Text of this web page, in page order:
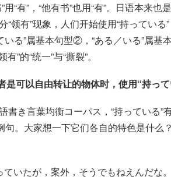
“有”，“他有书”也用“有”。日语本来
领有”现象，人们开始使用“持っている
いる”属基本句型②，“ある／いる”属
”的“统一”与“撕裂”。
可以自由转让的物体时，使用“持って
書き言葉均衡コーパス，“持っている”
。大家想一下它们各自的特色是什么
ていたが，案外，そうでもねえんだな